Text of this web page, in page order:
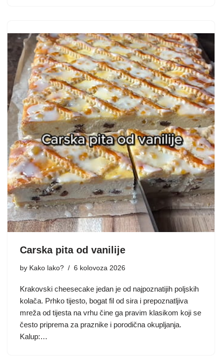
Carska pita od vanilije
by Kako lako? 6 kolovoza 2026
Krakovski cheesecake jedan je od najpoznatijih poljskih
kolača. Prhko tijesto, bogat fil od sira i prepoznatljiva
mreža od tijesta na vrhu čine ga pravim klasikom koji se
često priprema za praznike i porodična okupljanja.
Kalup:…